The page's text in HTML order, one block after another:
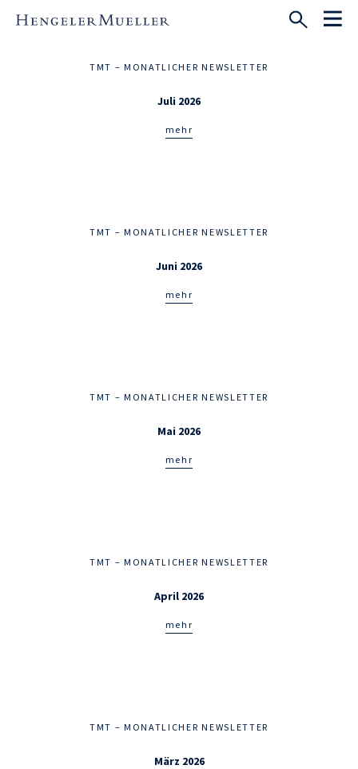
TMT – MONATLICHER NEWSLETTER
Juli 2026
mehr
TMT – MONATLICHER NEWSLETTER
Juni 2026
mehr
TMT – MONATLICHER NEWSLETTER
Mai 2026
mehr
TMT – MONATLICHER NEWSLETTER
April 2026
mehr
TMT – MONATLICHER NEWSLETTER
März 2026